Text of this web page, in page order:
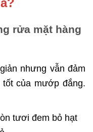
rửa mặt hàng
nhưng vẫn đảm
của mướp đắng.
tươi đem bỏ hạt